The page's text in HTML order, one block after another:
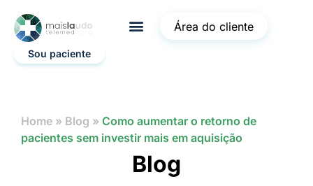
Área do cliente
Sou paciente
Home » Blog » Como aumentar o retorno de
pacientes sem investir mais em aquisição
Blog